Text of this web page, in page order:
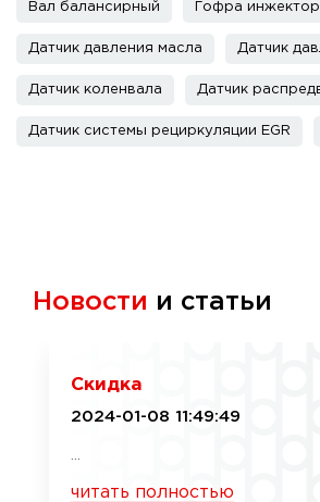
Вал балансирный Гофра
Датчик давления масла Датчик
Датчик коленвала Датчик
Датчик системы рециркуляции EGR
Новости и статьи
Скидка
2024-01-08 11:49:49
читать полностью